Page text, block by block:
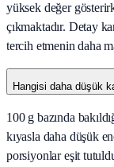
yüksek değer
çıkmaktadır. Detay
tercih etmenin daha
Hangisi daha düşük
100 g bazında
kıyasla daha düşük
porsiyonlar eşit